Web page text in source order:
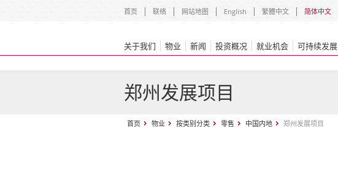
首页 联络 网站地图 English 繁體中文 简体中文
关于我们 物业 新闻 投资概况 就业机会 可持续发展
郑州发展项目
首页 物业 按类别分类 零售 中国内地 郑州发展项目